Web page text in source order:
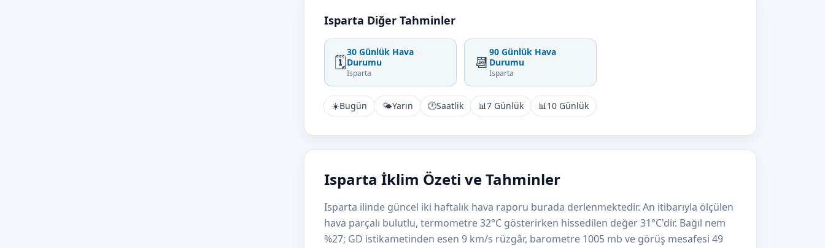
Isparta Diğer Tahminler
🗓️
30 Günlük Hava
Durumu
Isparta
📆
90 Günlük Hava
Durumu
Isparta
☀️Bugün 🌤️Yarın 🕐Saatlik 📊7 Günlük 📊10 Günlük
Isparta İklim Özeti ve Tahminler
Isparta ilinde güncel iki haftalık hava raporu burada derlenmektedir. An itibarıyla ölçülen
hava parçalı bulutlu, termometre 32°C gösterirken hissedilen değer 31°C'dir. Bağıl nem
%27; GD istikametinden esen 9 km/s rüzgâr, barometre 1005 mb ve görüş mesafesi 49